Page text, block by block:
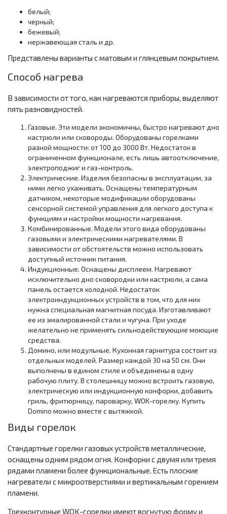
белый;
черный;
бежевый;
нержавеющая сталь и др.
Представлены варианты с матовым и глянцевым покрытием.
Способ нагрева
В зависимости от того, как нагреваются приборы, выделяют
пять разновидностей.
Газовые. Эти модели экономичны, быстро нагревают дно
кастрюли или сковороды. Оборудованы горелками
разной мощности: от 100 до 3000 Вт. Недостаток в
ограниченном функционале, есть лишь автоотключение,
электроподжиг и газ-контроль.
Электрические. Изделия безопасны в эксплуатации, за
ними легко ухаживать. Оснащены температурным
датчиком, некоторые модификации оборудованы
сенсорной системой управления для легкого доступа к
функциям и настройки мощности нагревания.
Комбинированные. Модели этого вида оборудованы
газовыми и электрическими нагревателями. В
зависимости от обстоятельств можно использовать
доступный источник питания.
Индукционные. Оснащены дисплеем. Нагревают
исключительно дно сковородки или кастрюли, а сама
панель остается холодной. Недостаток
электроиндукционных устройств в том, что для них
нужна специальная магнитная посуда. Изготавливают
ее из эмалированной стали и чугуна. При уходе
желательно не применять сильнодействующие моющие
средства.
Домино, или модульные. Кухонная гарнитура состоит из
отдельных моделей. Размер каждой 30 на 50 см. Они
выполнены в едином стиле и объединены в одну
рабочую плиту. В столешницу можно встроить газовую,
электрическую или индукционную конфорки, добавить
гриль, фритюрницу, пароварку, WOK-горелку. Купить
Domino можно вместе с вытяжкой.
Виды горелок
Стандартные горелки газовых устройств металлические,
оснащены одним рядом огня. Конфорки с двумя или тремя
рядами пламени более функциональные. Есть плоские
нагреватели с микроотверстиями и вертикальным горением
пламени.
Трехконтурные WOK-горелки имеют вогнутую форму и